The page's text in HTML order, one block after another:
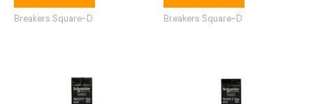
Breakers Square-D Breakers Square-D